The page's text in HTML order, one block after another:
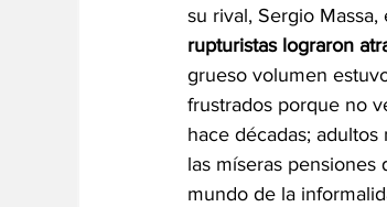
su rival, Sergio
rupturistas lograron
grueso volumen
frustrados porque no
hace décadas;
las míseras
mundo de la